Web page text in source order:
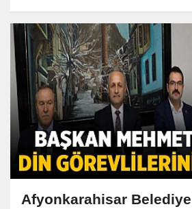
Afyonkarahisar Belediye